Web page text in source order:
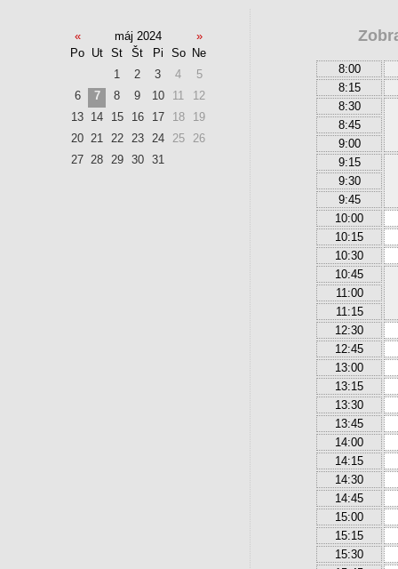
8:00
8:15
8:30
8:45
9:00
9:15
9:30
9:45
10:00
10:15
10:30
10:45
11:00
11:15
12:30
12:45
13:00
13:15
13:30
13:45
14:00
14:15
14:30
14:45
15:00
15:15
15:30
« máj 2024
»
Po Ut St Št Pi So
Ne
1
2 3 4
5
6
7 8 9 10 11
12
13 14 15 16 17 18
19
20 21 22 23 24 25
26
27 28 29 30 31